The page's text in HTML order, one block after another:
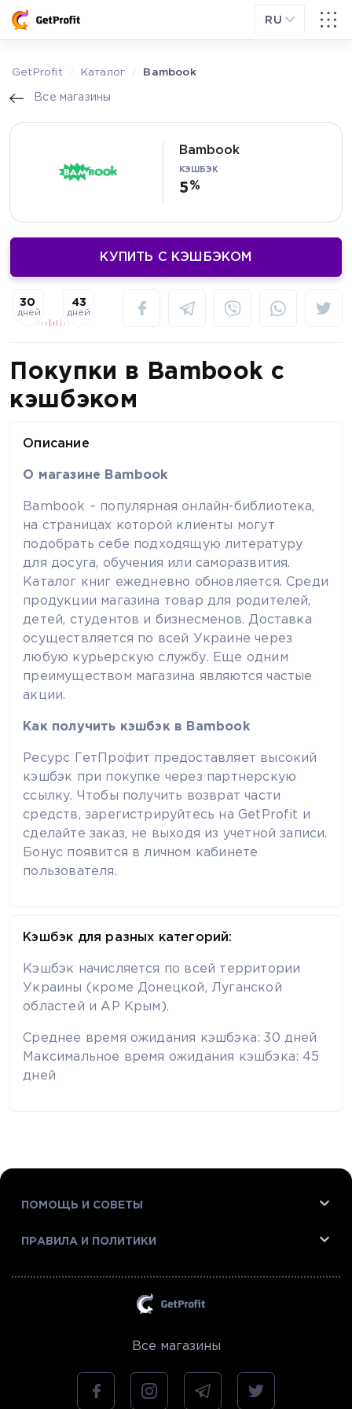
RU
GetProfit Каталог Bambook
Все магазины
Bambook
КЭШБЭК
5
КУПИТЬ С КЭШБЭКОМ
30
дней
43
дней
Покупки в Bambook с
кэшбэком
Описание
О магазине Bambook
Bambook – популярная онлайн-библиотека,
на страницах которой клиенты могут
подобрать себе подходящую литературу
для досуга, обучения или саморазвития.
Каталог книг ежедневно обновляется. Среди
продукции магазина товар для родителей,
детей, студентов и бизнесменов. Доставка
осуществляется по всей Украине через
любую курьерскую службу. Еще одним
преимуществом магазина являются частые
акции.
Как получить кэшбэк в Bambook
Ресурс ГетПрофит предоставляет высокий
кэшбэк при покупке через партнерскую
ссылку. Чтобы получить возврат части
средств, зарегистрируйтесь на GetProfit и
сделайте заказ, не выходя из учетной записи.
Бонус появится в личном кабинете
пользователя.
Кэшбэк для разных категорий:
Кэшбэк начисляется по всей территории
Украины (кроме Донецкой, Луганской
областей и АР Крым).
Среднее время ожидания кэшбэка: 30 дней
Максимальное время ожидания кэшбэка: 45
дней
ПОМОЩЬ И СОВЕТЫ
ПРАВИЛА И ПОЛИТИКИ
Все магазины